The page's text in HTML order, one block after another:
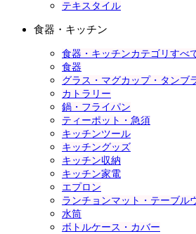
テキスタイル
食器・キッチン
食器・キッチンカテゴリすべ
食器
グラス・マグカップ・タンブ
カトラリー
鍋・フライパン
ティーポット・急須
キッチンツール
キッチングッズ
キッチン収納
キッチン家電
エプロン
ランチョンマット・テーブル
水筒
ボトルケース・カバー